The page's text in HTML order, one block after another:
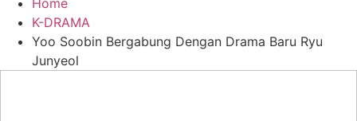
Home
K-DRAMA
Yoo Soobin Bergabung Dengan Drama Baru Ryu
Junyeol